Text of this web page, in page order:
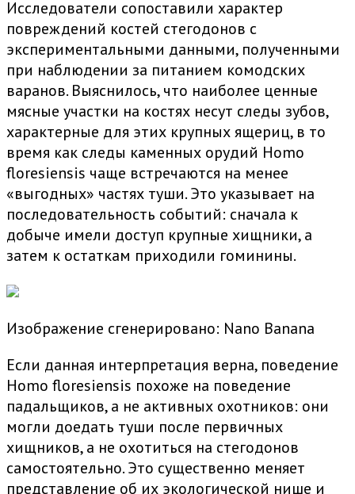
Исследователи сопоставили характер
повреждений костей стегодонов с
экспериментальными данными, полученными
при наблюдении за питанием комодских
варанов. Выяснилось, что наиболее ценные
мясные участки на костях несут следы зубов,
характерные для этих крупных ящериц, в то
время как следы каменных орудий Homo
floresiensis чаще встречаются на менее
«выгодных» частях туши. Это указывает на
последовательность событий: сначала к
добыче имели доступ крупные хищники, а
затем к остаткам приходили гоминины.
Изображение сгенерировано: Nano Banana
Если данная интерпретация верна, поведение
Homo floresiensis похоже на поведение
падальщиков, а не активных охотников: они
могли доедать туши после первичных
хищников, а не охотиться на стегодонов
самостоятельно. Это существенно меняет
представление об их экологической нише и